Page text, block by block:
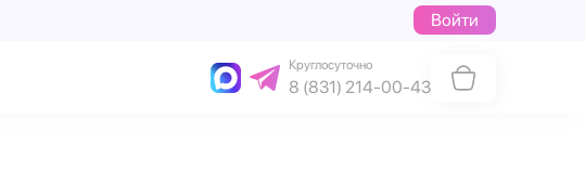
Войти
Круглосуточно
8 (831) 214-00-43